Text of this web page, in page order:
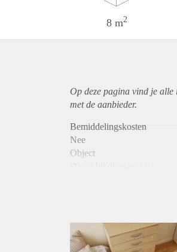
8 m2
Op deze pagina vind je
met de aanbieder.
Bemiddelingskosten
Nee
Object
Huurtoeslag
Niet mogelijk